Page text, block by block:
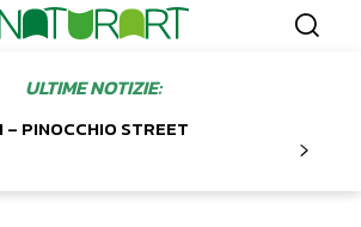
ULTIME NOTIZIE:
PINOCCHIO STREET